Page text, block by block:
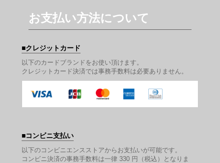
お支払い方法について
クレジットカード
以下のカードブランドをお使い頂けます。
クレジットカード決済では事務手数料は必要ありません。
コンビニ支払い
以下のコンビニエンスストアからお支払いが可能です。
コンビニ決済の事務手数料は一律 330 円（税込）となりま